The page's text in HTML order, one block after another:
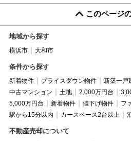
このページ
地域から探す
横浜市 大和市
条件から探す
新着物件 プライスダウン物件 新築一戸
中古マンション
土地 2,000万円台
5,000万円台
新着物件 値下げ物件
フ
駅から15分以内
カースペース2台以上
不動産売却について